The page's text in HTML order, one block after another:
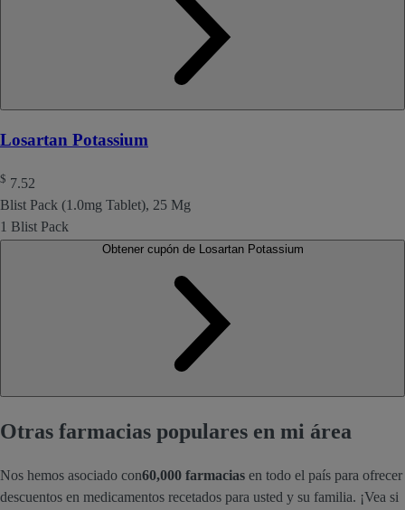
Losartan Potassium
$ 7.52
Blist Pack (1.0mg Tablet), 25 Mg
1 Blist Pack
Otras farmacias populares en mi área
Nos hemos asociado con60,000 farmacias en todo el país para ofrecer
descuentos en medicamentos recetados para usted y su familia. ¡Vea si